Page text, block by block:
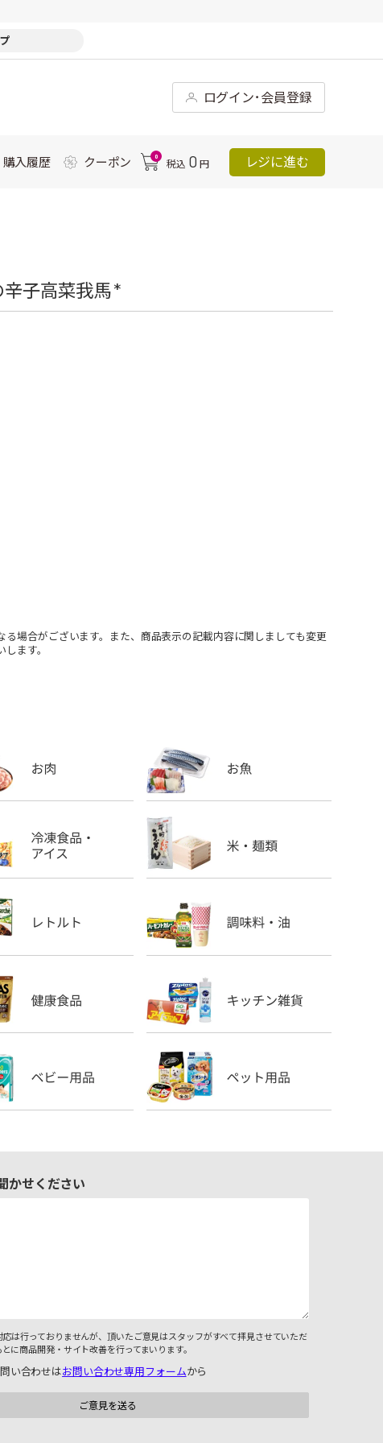
ログイン･会員登録
購入履歴 クーポン 0
税込 0 円 レジに進む
子高菜我馬 *
場合がございます。また、商品表示の記載内容に関しましても変更
ます。
かせください
応は行っておりませんが、頂いたご意見はスタッフがすべて拝見させていただ
に商品開発・サイト改善を行ってまいります。
い合わせはお問い合わせ専用フォームから